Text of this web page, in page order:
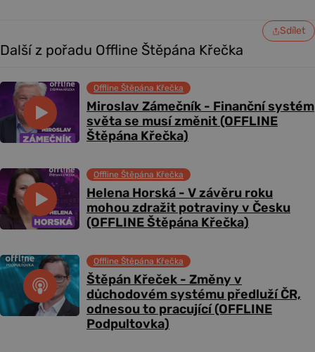
Sdílet
Další z pořadu Offline Štěpána Křečka
Miroslav Zámečník - Finanční systém
světa se musí změnit (OFFLINE
Štěpána Křečka)
Offline Štěpána Křečka
Helena Horská - V závěru roku
mohou zdražit potraviny v Česku
(OFFLINE Štěpána Křečka)
Offline Štěpána Křečka
Štěpán Křeček - Změny v
důchodovém systému předluží ČR,
odnesou to pracující (OFFLINE
Podpultovka)
Offline Štěpána Křečka